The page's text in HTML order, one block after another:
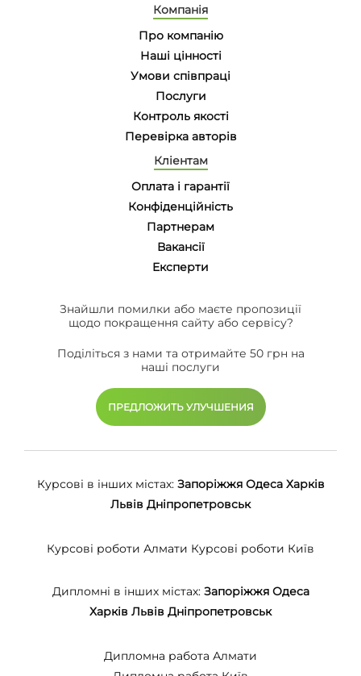
Компанія
Про компанію
Наші цінності
Умови співпраці
Послуги
Контроль якості
Перевірка авторів
Кліентам
Оплата і гарантії
Конфіденційність
Партнерам
Вакансії
Eксперти
Знайшли помилки або маєте пропозиції
щодо покращення сайту або сервісу?
Поділіться з нами та отримайте 50 грн на
наші послуги
ПРЕДЛОЖИТЬ УЛУЧШЕНИЯ
Курсові в інших містах: Запоріжжя Одеса Харків
Львів Дніпропетровськ
Курсові роботи Алмати Курсові роботи Київ
Дипломні в інших містах: Запоріжжя Одеса
Харків Львів Дніпропетровськ
Дипломна работа Алмати